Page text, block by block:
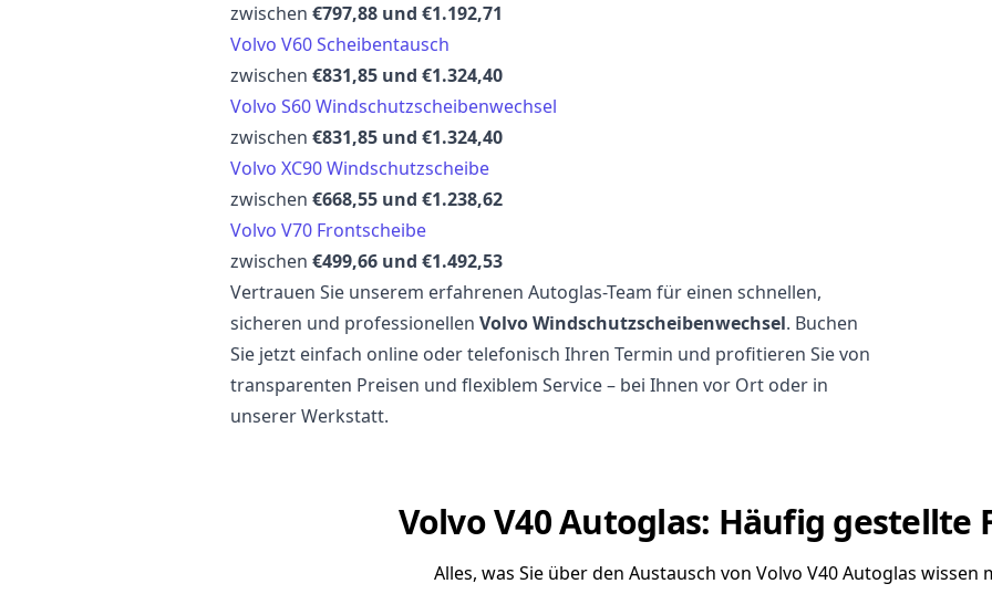
zwischen €797,88 und €1.192,71
Volvo V60 Scheibentausch
zwischen €831,85 und €1.324,40
Volvo S60 Windschutzscheibenwechsel
zwischen €831,85 und €1.324,40
Volvo XC90 Windschutzscheibe
zwischen €668,55 und €1.238,62
Volvo V70 Frontscheibe
zwischen €499,66 und €1.492,53
Vertrauen Sie unserem erfahrenen Autoglas-Team für einen schnellen,
sicheren und professionellen Volvo Windschutzscheibenwechsel. Buchen
Sie jetzt einfach online oder telefonisch Ihren Termin und profitieren Sie von
transparenten Preisen und flexiblem Service – bei Ihnen vor Ort oder in
unserer Werkstatt.
Volvo V40 Autoglas: Häufig gestellte
Alles, was Sie über den Austausch von Volvo V40 Autoglas wissen